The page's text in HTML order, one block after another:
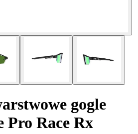
gogle
Pro Race Rx